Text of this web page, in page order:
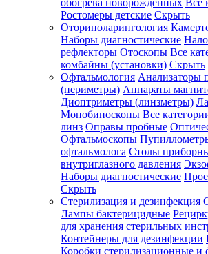
обогрева новорожденных Все
Ростомеры детские Скрыть
Оториноларингология
Наборы диагностические
рефлекторы Отоскопы Все
комбайны (установки) Скрыть
Офтальмология Анализаторы
(периметры) Аппараты
Диоптриметры (линзметры)
Монобиноскопы Все
линз Оправы пробные
Офтальмоскопы
офтальмолога Столы
внутриглазного давления
Наборы диагностические
Скрыть
Стерилизация и дезинфекция
Лампы бактерицидные
для хранения стерильных
Контейнеры для дезинфекции
Коробки стерилизационные и